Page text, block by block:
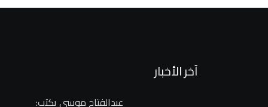
آخر الأخبار
عبدالفتاح موسى يكتب: